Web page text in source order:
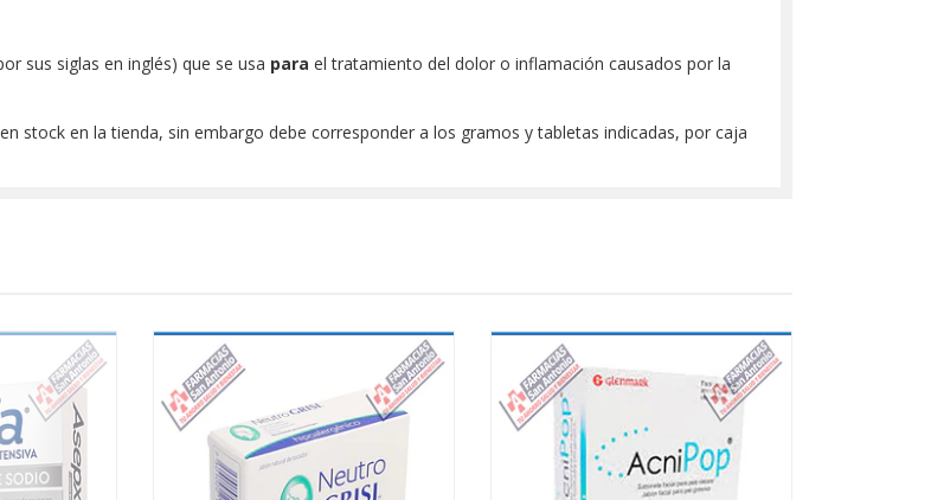
sus siglas en inglés) que se usa para el tratamiento del dolor o inflamación causados por la
stock en la tienda, sin embargo debe corresponder a los gramos y tabletas indicadas, por caja